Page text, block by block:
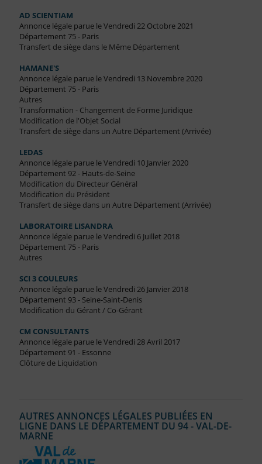
AD SCIENTIAM
Annonce légale parue le Vendredi 22 Octobre 2021
Département 75 - Paris
Transfert de siège dans le Même Département
HAMANE'S
Annonce légale parue le Vendredi 13 Novembre 2020
Département 75 - Paris
Autres
Transformation - Changement de Forme Juridique
Modification de l'Objet Social
Transfert de siège dans un Autre Département (Arrivée)
LEDAS
Annonce légale parue le Vendredi 10 Janvier 2020
Département 92 - Hauts-de-Seine
Modification du Directeur Général
Modification du Président
Transfert de siège dans un Autre Département (Arrivée)
LABORATOIRE LISANDRA
Annonce légale parue le Vendredi 6 Juillet 2018
Département 75 - Paris
Autres
SCI 3 COULEURS
Annonce légale parue le Vendredi 26 Janvier 2018
Département 93 - Seine-Saint-Denis
Modification du Gérant / Co-Gérant
CM CONSULTANTS
Annonce légale parue le Vendredi 28 Avril 2017
Département 91 - Essonne
Clôture de Liquidation
AUTRES ANNONCES LÉGALES PUBLIÉES EN
LIGNE DANS LE DÉPARTEMENT DU 94 - VAL-DE-
MARNE